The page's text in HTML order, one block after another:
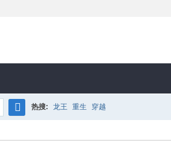
索
热搜: 龙王 重生 穿越